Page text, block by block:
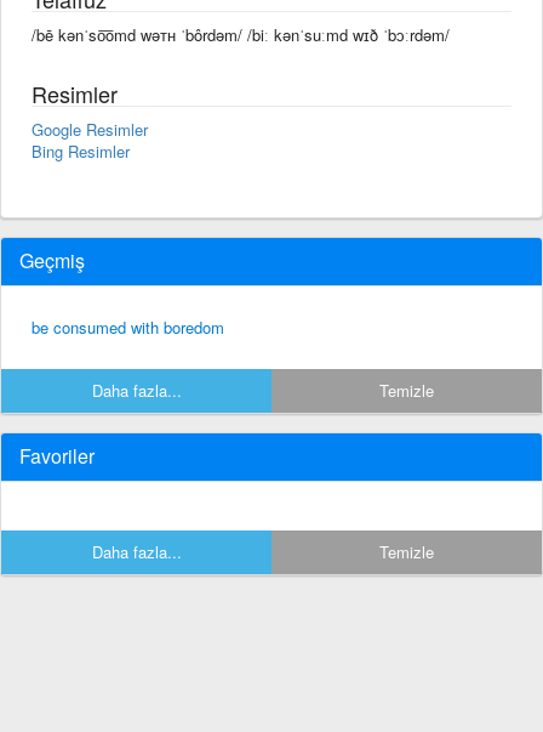
/bē kənˈso͞omd wəᴛʜ ˈbôrdəm/ /biː kənˈsuːmd wɪð ˈbɔːrdəm/
Resimler
Google Resimler
Bing Resimler
Geçmiş
be consumed with boredom
Daha fazla... Temizle
Favoriler
Daha fazla... Temizle